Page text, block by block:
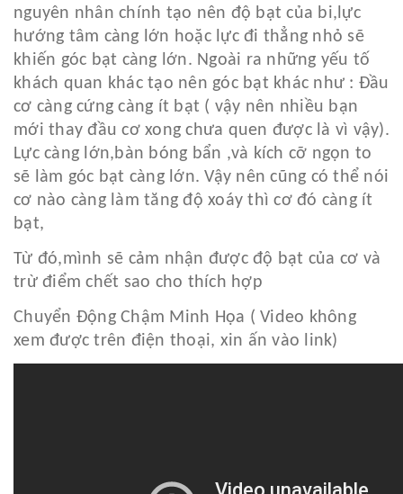
nguyên nhân chính tạo nên độ bạt của bi,lực
hướng tâm càng lớn hoặc lực đi thẳng nhỏ sẽ
khiến góc bạt càng lớn. Ngoài ra những yếu tố
khách quan khác tạo nên góc bạt khác như : Đầu
cơ càng cứng càng ít bạt ( vậy nên nhiều bạn
mới thay đầu cơ xong chưa quen được là vì vậy).
Lực càng lớn,bàn bóng bẩn ,và kích cỡ ngọn to
sẽ làm góc bạt càng lớn. Vậy nên cũng có thể nói
cơ nào càng làm tăng độ xoáy thì cơ đó càng ít
bạt,
Từ đó,mình sẽ cảm nhận được độ bạt của cơ và
trừ điểm chết sao cho thích hợp
Chuyển Động Chậm Minh Họa ( Video không
xem được trên điện thoại, xin ấn vào link)